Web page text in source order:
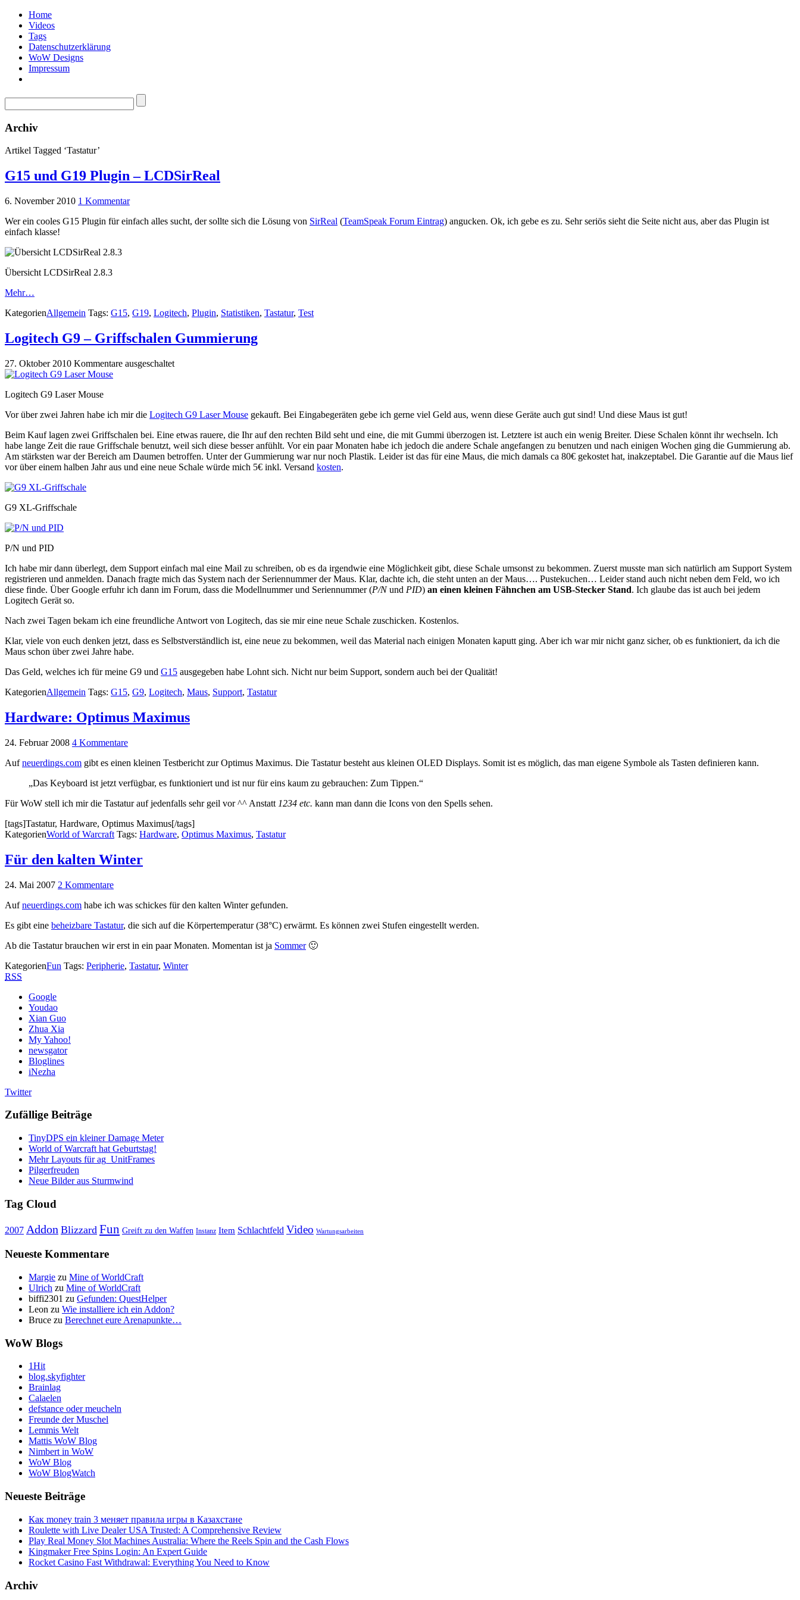
Home
Videos
Tags
Datenschutzerklärung
WoW Designs
Impressum
Archiv
Artikel Tagged ‘Tastatur’
G15 und G19 Plugin – LCDSirReal
6. November 2010 1 Kommentar
Wer ein cooles G15 Plugin für einfach alles sucht, der sollte sich die Lösung von SirReal (TeamSpeak Forum Eintrag) angucken. Ok, ich gebe es zu. Sehr seriös sieht die Seite nicht aus, aber das Plugin ist
einfach klasse!
Übersicht LCDSirReal 2.8.3
Mehr…
KategorienAllgemein Tags: G15, G19, Logitech, Plugin, Statistiken, Tastatur, Test
Logitech G9 – Griffschalen Gummierung
27. Oktober 2010 Kommentare ausgeschaltet
Logitech G9 Laser Mouse
Vor über zwei Jahren habe ich mir die Logitech G9 Laser Mouse gekauft. Bei Eingabegeräten gebe ich gerne viel Geld aus, wenn diese Geräte auch gut sind! Und diese Maus ist gut!
Beim Kauf lagen zwei Griffschalen bei. Eine etwas rauere, die Ihr auf den rechten Bild seht und eine, die mit Gummi überzogen ist. Letztere ist auch ein wenig Breiter. Diese Schalen könnt ihr wechseln. Ich
habe lange Zeit die raue Griffschale benutzt, weil sich diese besser anfühlt. Vor ein paar Monaten habe ich jedoch die andere Schale angefangen zu benutzen und nach einigen Wochen ging die Gummierung ab.
Am stärksten war der Bereich am Daumen betroffen. Unter der Gummierung war nur noch Plastik. Leider ist das für eine Maus, die mich damals ca 80€ gekostet hat, inakzeptabel. Die Garantie auf die Maus lief
vor über einem halben Jahr aus und eine neue Schale würde mich 5€ inkl. Versand kosten.
G9 XL-Griffschale
P/N und PID
Ich habe mir dann überlegt, dem Support einfach mal eine Mail zu schreiben, ob es da irgendwie eine Möglichkeit gibt, diese Schale umsonst zu bekommen. Zuerst musste man sich natürlich am Support System
registrieren und anmelden. Danach fragte mich das System nach der Seriennummer der Maus. Klar, dachte ich, die steht unten an der Maus…. Pustekuchen… Leider stand auch nicht neben dem Feld, wo ich
diese finde. Über Google erfuhr ich dann im Forum, dass die Modellnummer und Seriennummer (P/Nund PID) an einen kleinen Fähnchen am USB-Stecker Stand. Ich glaube das ist auch bei jedem
Logitech Gerät so.
Nach zwei Tagen bekam ich eine freundliche Antwort von Logitech, das sie mir eine neue Schale zuschicken. Kostenlos.
Klar, viele von euch denken jetzt, dass es Selbstverständlich ist, eine neue zu bekommen, weil das Material nach einigen Monaten kaputt ging. Aber ich war mir nicht ganz sicher, ob es funktioniert, da ich die
Maus schon über zwei Jahre habe.
Das Geld, welches ich für meine G9 und G15 ausgegeben habe Lohnt sich. Nicht nur beim Support, sondern auch bei der Qualität!
KategorienAllgemein Tags: G15, G9, Logitech, Maus, Support, Tastatur
Hardware: Optimus Maximus
24. Februar 2008 4 Kommentare
Aufneuerdings.com gibt es einen kleinen Testbericht zur Optimus Maximus. Die Tastatur besteht aus kleinen OLED Displays. Somit ist es möglich, das man eigene Symbole als Tasten definieren kann.
„Das Keyboard ist jetzt verfügbar, es funktioniert und ist nur für eins kaum zu gebrauchen: Zum Tippen.“
Für WoW stell ich mir die Tastatur auf jedenfalls sehr geil vor ^^ Anstatt 1234 etc. kann man dann die Icons von den Spells sehen.
[tags]Tastatur, Hardware, Optimus Maximus[/tags]
KategorienWorld of Warcraft Tags: Hardware, Optimus Maximus, Tastatur
Für den kalten Winter
24. Mai 2007 2 Kommentare
Aufneuerdings.com habe ich was schickes für den kalten Winter gefunden.
Es gibt eine beheizbare Tastatur, die sich auf die Körpertemperatur (38°C) erwärmt. Es können zwei Stufen eingestellt werden.
Ab die Tastatur brauchen wir erst in ein paar Monaten. Momentan ist ja Sommer🙂
KategorienFun Tags: Peripherie, Tastatur, Winter
RSS
Google
Youdao
Xian Guo
Zhua Xia
My Yahoo!
newsgator
Bloglines
iNezha
Twitter
Zufällige Beiträge
TinyDPS ein kleiner Damage Meter
World of Warcraft hat Geburtstag!
Mehr Layouts für ag_UnitFrames
Pilgerfreuden
Neue Bilder aus Sturmwind
Tag Cloud
2007 Addon Blizzard Fun Greift zu den Waffen Instanz Item Schlachtfeld Video Wartungsarbeiten
Neueste Kommentare
Margie zu Mine of WorldCraft
Ulrich zu Mine of WorldCraft
biffi2301 zu Gefunden: QuestHelper
Leon zu Wie installiere ich ein Addon?
Bruce zu Berechnet eure Arenapunkte…
WoW Blogs
1Hit
blog.skyfighter
Brainlag
Calaelen
defstance oder meucheln
Freunde der Muschel
Lemmis Welt
Mattis WoW Blog
Nimbert in WoW
WoW Blog
WoW BlogWatch
Neueste Beiträge
Как money train 3 меняет правила игры в Казахстане
Roulette with Live Dealer USA Trusted: A Comprehensive Review
Play Real Money Slot Machines Australia: Where the Reels Spin and the Cash Flows
Kingmaker Free Spins Login: An Expert Guide
Rocket Casino Fast Withdrawal: Everything You Need to Know
Archiv